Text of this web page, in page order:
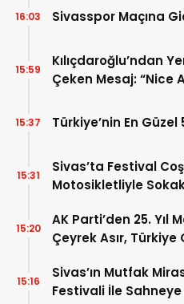
Sivasspor Maçına
16:03
Kılıçdaroğlu’ndan
Çeken Mesaj: “Nice
15:59
Türkiye’nin En Güzel
15:37
Sivas’ta Festival
Motosikletliyle
15:31
AK Parti’den 25. Yıl
Çeyrek Asır, Türkiye
15:20
Sivas’ın Mutfak
Festivali İle Sahneye
15:16